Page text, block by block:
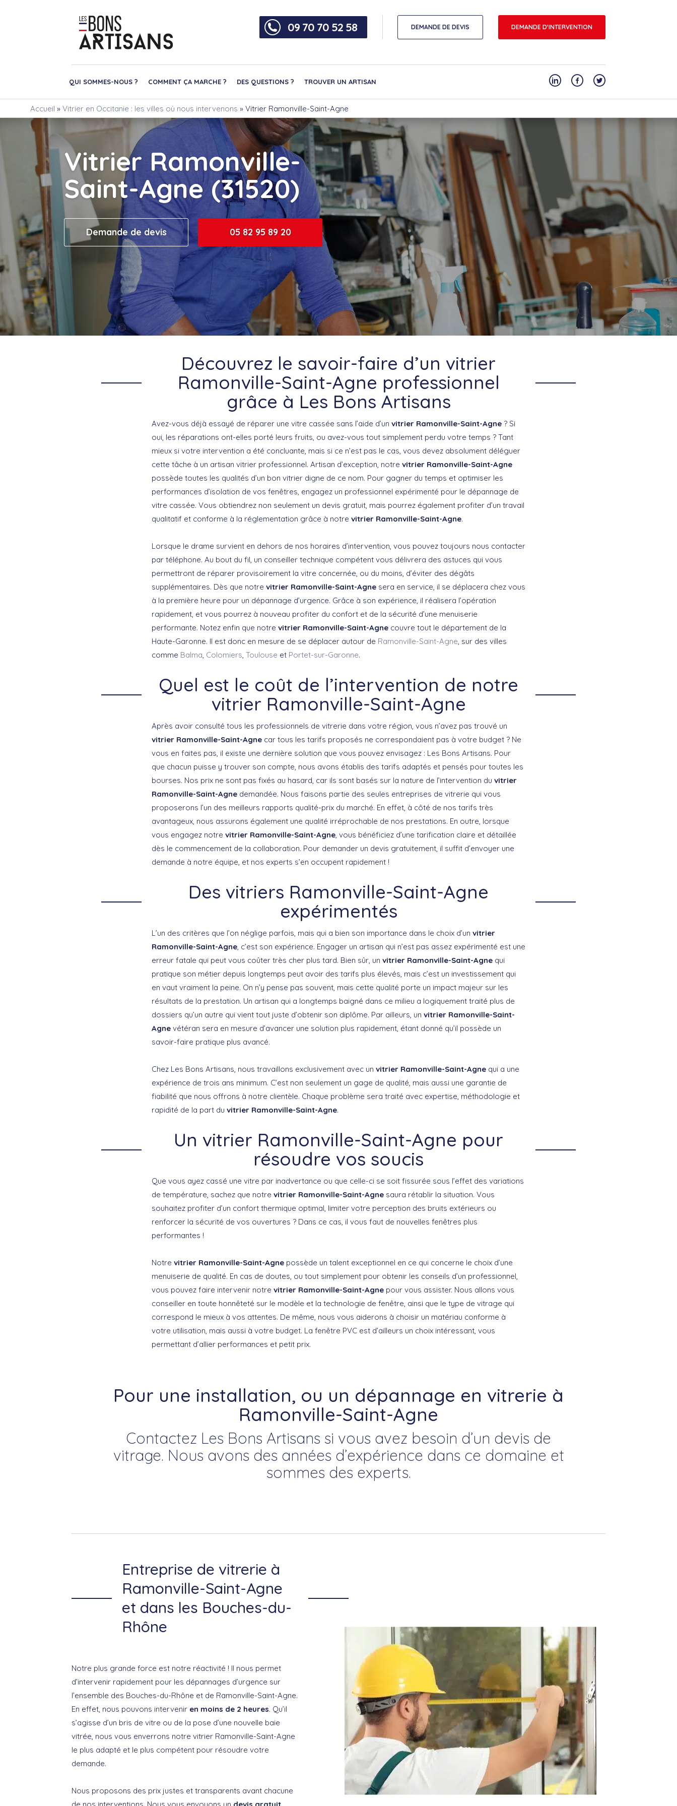
09 70 70 52 58 DEMANDE DE DEVIS DEMANDE D'INTERVENTION
QUI SOMMES-NOUS ? COMMENT ÇA MARCHE ? DES QUESTIONS ? TROUVER UN ARTISAN
Accueil » Vitrier en Occitanie : les villes où nous intervenons » Vitrier Ramonville-Saint-Agne
Vitrier Ramonville-
Saint-Agne (31520)
Demande de devis 05 82 95 89 20
Découvrez le savoir-faire d’un vitrier
Ramonville-Saint-Agne professionnel
grâce à Les Bons Artisans
Avez-vous déjà essayé de réparer une vitre cassée sans l’aide d’un vitrier Ramonville-Saint-Agne ? Si
oui, les réparations ont-elles porté leurs fruits, ou avez-vous tout simplement perdu votre temps ? Tant
mieux si votre intervention a été concluante, mais si ce n’est pas le cas, vous devez absolument déléguer
cette tâche à un artisan vitrier professionnel. Artisan d’exception, notre vitrier Ramonville-Saint-Agne
possède toutes les qualités d’un bon vitrier digne de ce nom. Pour gagner du temps et optimiser les
performances d’isolation de vos fenêtres, engagez un professionnel expérimenté pour le dépannage de
vitre cassée. Vous obtiendrez non seulement un devis gratuit, mais pourrez également profiter d’un travail
qualitatif et conforme à la réglementation grâce à notre vitrier Ramonville-Saint-Agne.
Lorsque le drame survient en dehors de nos horaires d’intervention, vous pouvez toujours nous contacter
par téléphone. Au bout du fil, un conseiller technique compétent vous délivrera des astuces qui vous
permettront de réparer provisoirement la vitre concernée, ou du moins, d’éviter des dégâts
supplémentaires. Dès que notre vitrier Ramonville-Saint-Agne sera en service, il se déplacera chez vous
à la première heure pour un dépannage d’urgence. Grâce à son expérience, il réalisera l’opération
rapidement, et vous pourrez à nouveau profiter du confort et de la sécurité d’une menuiserie
performante. Notez enfin que notre vitrier Ramonville-Saint-Agne couvre tout le département de la
Haute-Garonne. Il est donc en mesure de se déplacer autour de Ramonville-Saint-Agne, sur des villes
comme Balma, Colomiers, Toulouse et Portet-sur-Garonne.
Quel est le coût de l’intervention de notre
vitrier Ramonville-Saint-Agne
Après avoir consulté tous les professionnels de vitrerie dans votre région, vous n’avez pas trouvé un
vitrier Ramonville-Saint-Agne car tous les tarifs proposés ne correspondaient pas à votre budget ? Ne
vous en faites pas, il existe une dernière solution que vous pouvez envisagez : Les Bons Artisans. Pour
que chacun puisse y trouver son compte, nous avons établis des tarifs adaptés et pensés pour toutes les
bourses. Nos prix ne sont pas fixés au hasard, car ils sont basés sur la nature de l’intervention du vitrier
Ramonville-Saint-Agne demandée. Nous faisons partie des seules entreprises de vitrerie qui vous
proposerons l’un des meilleurs rapports qualité-prix du marché. En effet, à côté de nos tarifs très
avantageux, nous assurons également une qualité irréprochable de nos prestations. En outre, lorsque
vous engagez notre vitrier Ramonville-Saint-Agne, vous bénéficiez d’une tarification claire et détaillée
dès le commencement de la collaboration. Pour demander un devis gratuitement, il suffit d’envoyer une
demande à notre équipe, et nos experts s’en occupent rapidement !
Des vitriers Ramonville-Saint-Agne
expérimentés
L’un des critères que l’on néglige parfois, mais qui a bien son importance dans le choix d’un vitrier
Ramonville-Saint-Agne, c’est son expérience. Engager un artisan qui n’est pas assez expérimenté est une
erreur fatale qui peut vous coûter très cher plus tard. Bien sûr, un vitrier Ramonville-Saint-Agne qui
pratique son métier depuis longtemps peut avoir des tarifs plus élevés, mais c’est un investissement qui
en vaut vraiment la peine. On n’y pense pas souvent, mais cette qualité porte un impact majeur sur les
résultats de la prestation. Un artisan qui a longtemps baigné dans ce milieu a logiquement traité plus de
dossiers qu’un autre qui vient tout juste d’obtenir son diplôme. Par ailleurs, un vitrier Ramonville-Saint-
Agne vétéran sera en mesure d’avancer une solution plus rapidement, étant donné qu’il possède un
savoir-faire pratique plus avancé.
Chez Les Bons Artisans, nous travaillons exclusivement avec un vitrier Ramonville-Saint-Agne qui a une
expérience de trois ans minimum. C’est non seulement un gage de qualité, mais aussi une garantie de
fiabilité que nous offrons à notre clientèle. Chaque problème sera traité avec expertise, méthodologie et
rapidité de la part du vitrier Ramonville-Saint-Agne.
Un vitrier Ramonville-Saint-Agne pour
résoudre vos soucis
Que vous ayez cassé une vitre par inadvertance ou que celle-ci se soit fissurée sous l’effet des variations
de température, sachez que notre vitrier Ramonville-Saint-Agne saura rétablir la situation. Vous
souhaitez profiter d’un confort thermique optimal, limiter votre perception des bruits extérieurs ou
renforcer la sécurité de vos ouvertures ? Dans ce cas, il vous faut de nouvelles fenêtres plus
performantes !
Notre vitrier Ramonville-Saint-Agne possède un talent exceptionnel en ce qui concerne le choix d’une
menuiserie de qualité. En cas de doutes, ou tout simplement pour obtenir les conseils d’un professionnel,
vous pouvez faire intervenir notre vitrier Ramonville-Saint-Agne pour vous assister. Nous allons vous
conseiller en toute honnêteté sur le modèle et la technologie de fenêtre, ainsi que le type de vitrage qui
correspond le mieux à vos attentes. De même, nous vous aiderons à choisir un matériau conforme à
votre utilisation, mais aussi à votre budget. La fenêtre PVC est d’ailleurs un choix intéressant, vous
permettant d’allier performances et petit prix.
Pour une installation, ou un dépannage en vitrerie à
Ramonville-Saint-Agne
Contactez Les Bons Artisans si vous avez besoin d’un devis de
vitrage. Nous avons des années d’expérience dans ce domaine et
sommes des experts.
Entreprise de vitrerie à
Ramonville-Saint-Agne
et dans les Bouches-du-
Rhône
Notre plus grande force est notre réactivité ! Il nous permet
d’intervenir rapidement pour les dépannages d’urgence sur
l’ensemble des Bouches-du-Rhône et de Ramonville-Saint-Agne.
En effet, nous pouvons intervenir en moins de 2 heures. Qu’il
s’agisse d’un bris de vitre ou de la pose d’une nouvelle baie
vitrée, nous vous enverrons notre vitrier Ramonville-Saint-Agne
le plus adapté et le plus compétent pour résoudre votre
demande.
Nous proposons des prix justes et transparents avant chacune